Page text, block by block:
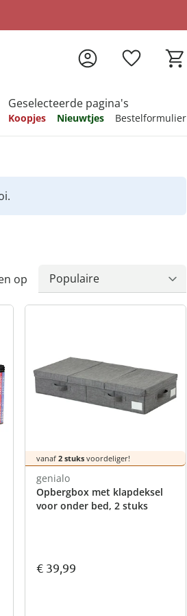
artikelen
nu ontdekken
Geselecteerde pagina's
Koopjes Nieuwtjes Bestelformulier
op
vanaf 2 stuks voordeliger!
genialo
Opbergbox met klapdeksel
voor onder bed, 2 stuks
€ 39,99